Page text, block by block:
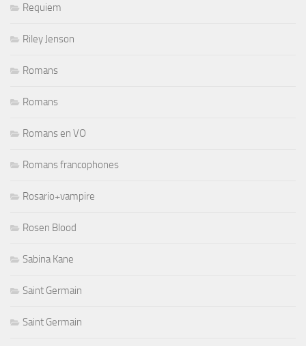
Requiem
Riley Jenson
Romans
Romans
Romans en VO
Romans francophones
Rosario+vampire
Rosen Blood
Sabina Kane
Saint Germain
Saint Germain